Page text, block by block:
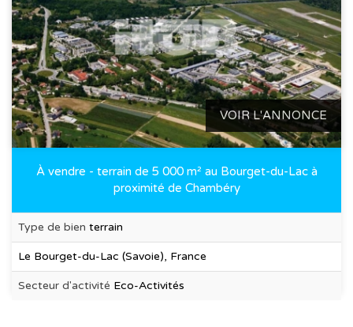
VOIR L'ANNONCE
À vendre - terrain de 5 000 m² au Bourget-du-Lac à
proximité de Chambéry
Type de bien terrain
Le Bourget-du-Lac (Savoie), France
Secteur d'activité Eco-Activités